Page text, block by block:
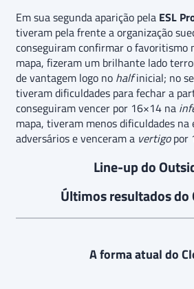
Em sua segunda aparição pela ESL
tiveram pela frente a organização
conseguiram confirmar o favoritismo
mapa, fizeram um brilhante lado
de vantagem logo no halfinicial; no
tiveram dificuldades para fechar a
conseguiram vencer por 16×14 na
mapa, tiveram menos dificuldades na
adversários e venceram a vertigopor
Line-up do
Últimos resultados do
A forma atual do